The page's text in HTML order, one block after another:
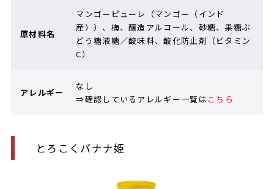
原材料名
マンゴーピューレ（マンゴー（インド
産））、梅、醸造アルコール、砂糖、果糖ぶ
どう糖液糖／酸味料、酸化防止剤（ビタミン
C）
アレルギー
なし
⇒確認しているアレルギー一覧は こちら
とろこくバナナ姫